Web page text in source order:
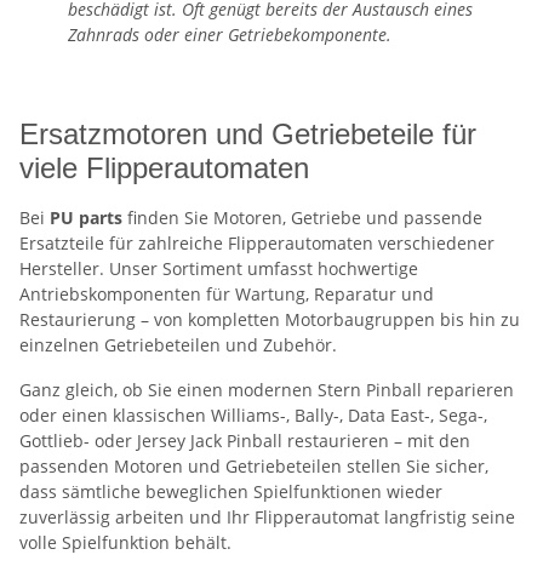
beschädigt ist. Oft genügt bereits der Austausch eines
Zahnrads oder einer Getriebekomponente.
Ersatzmotoren und Getriebeteile für
viele Flipperautomaten
Bei PU parts finden Sie Motoren, Getriebe und passende
Ersatzteile für zahlreiche Flipperautomaten verschiedener
Hersteller. Unser Sortiment umfasst hochwertige
Antriebskomponenten für Wartung, Reparatur und
Restaurierung – von kompletten Motorbaugruppen bis hin zu
einzelnen Getriebeteilen und Zubehör.
Ganz gleich, ob Sie einen modernen Stern Pinball reparieren
oder einen klassischen Williams-, Bally-, Data East-, Sega-,
Gottlieb- oder Jersey Jack Pinball restaurieren – mit den
passenden Motoren und Getriebeteilen stellen Sie sicher,
dass sämtliche beweglichen Spielfunktionen wieder
zuverlässig arbeiten und Ihr Flipperautomat langfristig seine
volle Spielfunktion behält.